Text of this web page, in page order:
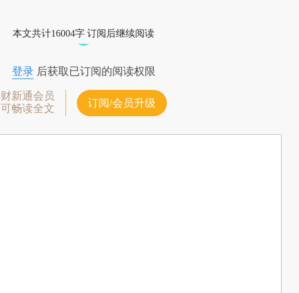
本文共计16004字 订阅后继续阅读
登录后获取已订阅的阅读权限
财新通会员
可畅读全文
订阅/会员升级